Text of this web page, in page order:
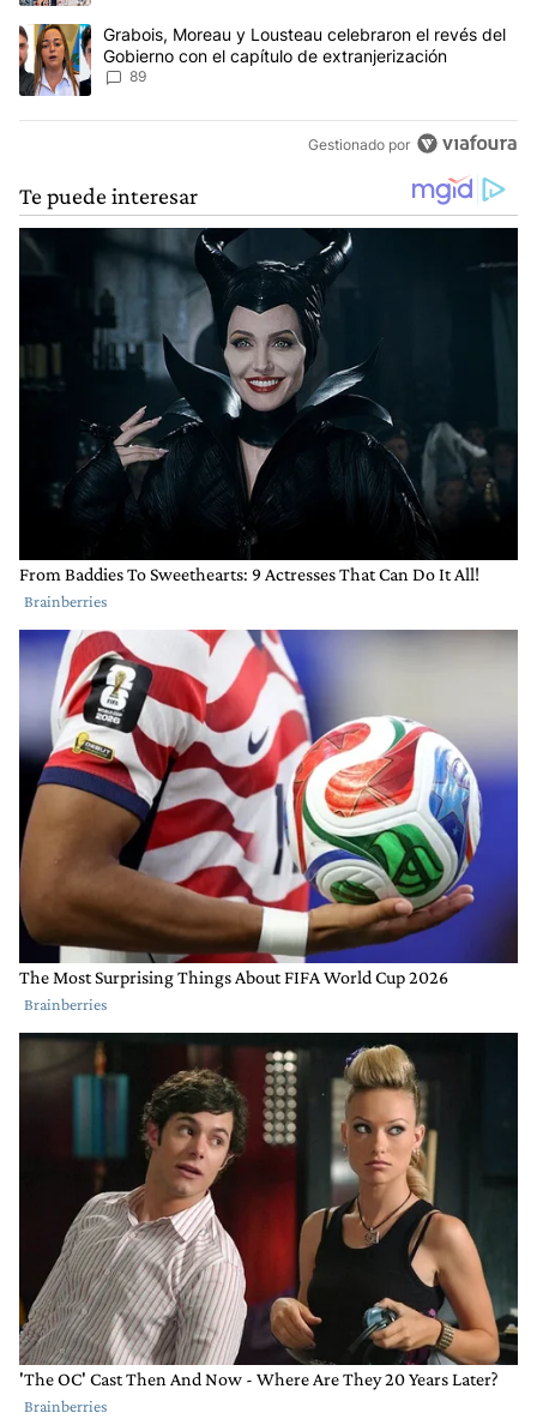
Un artículo de tendencia con el título "Grabois, Moreau y
Grabois, Moreau y Lousteau celebraron el revés del
Gobierno con el capítulo de extranjerización
89
Gestionado por